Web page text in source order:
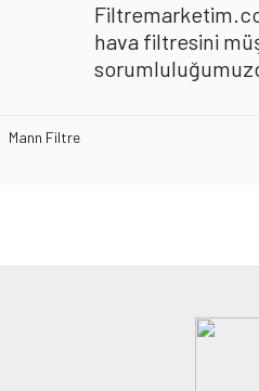
hava filtresini
Mann Filtre